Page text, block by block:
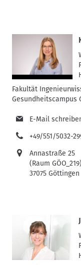
Fakultät
Gesundheitscampus
E-Mail
+49/551/5032-
Annastraße 25
(Raum GÖO_219)
37075 Göttingen